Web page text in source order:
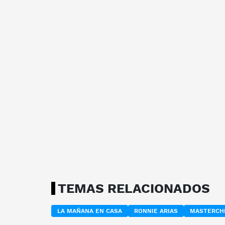
TEMAS RELACIONADOS
LA MAÑANA EN CASA RONNIE ARIAS